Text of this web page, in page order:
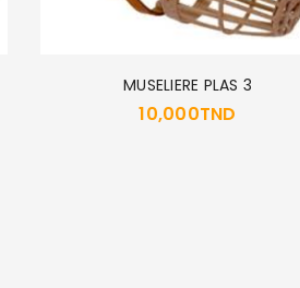
MUSELIERE PLAS 3
10,000TND